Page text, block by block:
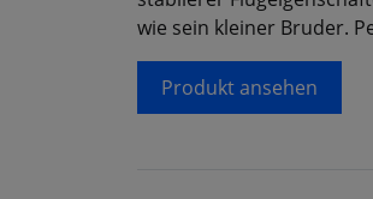
wie sein kleiner Bruder.
Produkt ansehen